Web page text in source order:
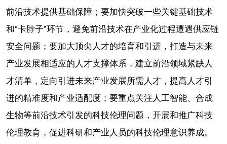
前沿技术提供基础保障；要加快突破一些关键基础技术
和“卡脖子”环节，避免前沿技术在产业化过程遭遇供应链
安全问题；要加大顶尖人才的培育和引进，打造与未来
产业发展相适应的人才支撑体系，建立前沿领域紧缺人
才清单，定向引进未来产业发展所需人才，提高人才引
进的精准度和产业适配度；要重点关注人工智能、合成
生物等前沿技术引发的科技伦理问题，开展和推广科技
伦理教育，促进科研和产业人员的科技伦理意识养成。